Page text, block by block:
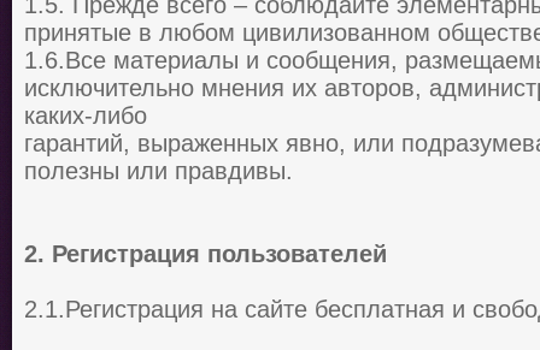
принятые в любом цивилизованном
1.6.Все материалы и сообщения,
исключительно мнения их авторов,
каких-либо
гарантий, выраженных явно, или
полезны или правдивы.
2. Регистрация пользователей
2.1.Регистрация на сайте бесплатная и